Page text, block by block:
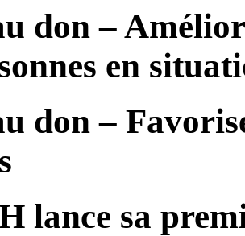
don –
en
don –
lance sa